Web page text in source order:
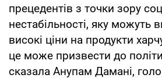
прецедентів з точки зору
нестабільності, яку можуть
високі ціни на продукти
це може призвести до
сказала Анупам Дамані,